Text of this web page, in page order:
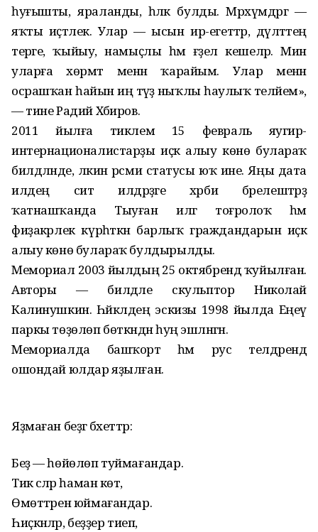
һуғышты, яраланды, һәләк булды. Мәрхүмдәргә —
яҡты иҫтәлек. Улар — ысын ир-егеттәр, дәүләттең
терәге, ҡыйыу, намыҫлы һәм ғәҙел кешеләр. Мин
уларға хөрмәт менән ҡарайым. Улар менән
осрашҡан һайын иң тәүҙә ныҡлы һаулыҡ теләйем»,
— тине Радий Хәбиров.
2011 йылға тиклем 15 февраль яугир-
интернационалистарҙы иҫкә алыу көнө булараҡ
билдәләнде, ләкин рәсми статусы юҡ ине. Яңы дата
илдең сит илдәрҙәге хәрби бәрелештәрҙә
ҡатнашҡанда Тыуған илгә тоғролоҡ һәм
фиҙакәрлек күрһәткән барлыҡ граждандарын иҫкә
алыу көнө булараҡ булдырылды.
Мемориал 2003 йылдың 25 октябрендә ҡуйылған.
Авторы — билдәле скульптор Николай
Калинушкин. Һәйкәлдең эскизы 1998 йылда Еңеү
паркы төҙөлөп бөткәндән һуң эшләнгән.
Мемориалда башҡорт һәм рус телдәрендә
ошондай юлдар яҙылған.
Яҙмаған беҙгә бәхеттәр:
Беҙ — һөйөлөп туймағандар.
Тик әсәләр һаман көтә,
Өмөттәрен юймағандар.
Һиҫкәнәләр, беҙҙер тиеп,